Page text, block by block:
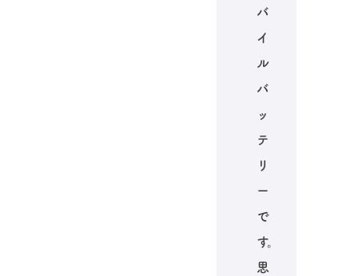
バ
イ
ル
バ
ッ
テ
リ
ー
で
す。
思